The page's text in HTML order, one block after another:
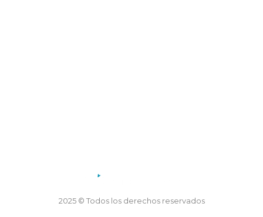
2025 © Todos los derechos reservados